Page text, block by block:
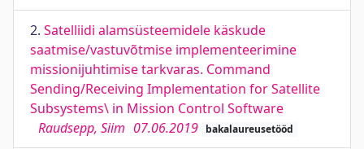
2. Satelliidi alamsüsteemidele käskude
saatmise/vastuvõtmise implementeerimine
missionijuhtimise tarkvaras. Command
Sending/Receiving Implementation for Satellite
Subsystems\ in Mission Control Software
Raudsepp, Siim 07.06.2019 bakalaureusetööd